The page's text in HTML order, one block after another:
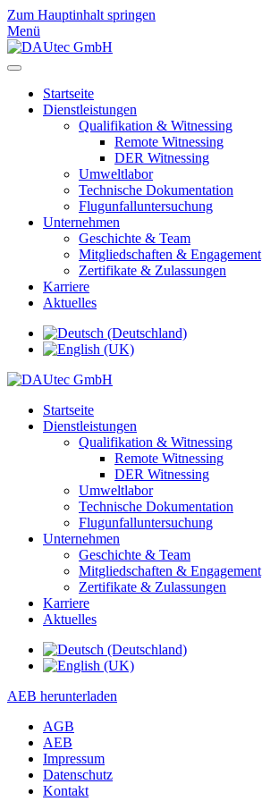
Zum Hauptinhalt springen
Menü
Startseite
Dienstleistungen
Qualifikation & Witnessing
Remote Witnessing
DER Witnessing
Umweltlabor
Technische Dokumentation
Flugunfalluntersuchung
Unternehmen
Geschichte & Team
Mitgliedschaften & Engagement
Zertifikate & Zulassungen
Karriere
Aktuelles
Startseite
Dienstleistungen
Qualifikation & Witnessing
Remote Witnessing
DER Witnessing
Umweltlabor
Technische Dokumentation
Flugunfalluntersuchung
Unternehmen
Geschichte & Team
Mitgliedschaften & Engagement
Zertifikate & Zulassungen
Karriere
Aktuelles
AEB herunterladen
AGB
AEB
Impressum
Datenschutz
Kontakt